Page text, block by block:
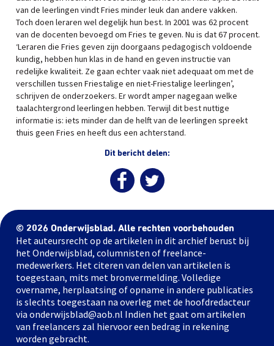
van de leerlingen vindt Fries minder leuk dan andere vakken.
Toch doen leraren wel degelijk hun best. In 2001 was 62 procent
van de docenten bevoegd om Fries te geven. Nu is dat 67 procent.
‘Leraren die Fries geven zijn doorgaans pedagogisch voldoende
kundig, hebben hun klas in de hand en geven instructie van
redelijke kwaliteit. Ze gaan echter vaak niet adequaat om met de
verschillen tussen Friestalige en niet-Friestalige leerlingen’,
schrijven de onderzoekers. Er wordt amper nagegaan welke
taalachtergrond leerlingen hebben. Terwijl dit best nuttige
informatie is: iets minder dan de helft van de leerlingen spreekt
thuis geen Fries en heeft dus een achterstand.
Dit bericht delen:
© 2026 Onderwijsblad. Alle rechten voorbehouden
Het auteursrecht op de artikelen in dit archief berust bij
het Onderwijsblad, columnisten of freelance-
medewerkers. Het citeren van delen van artikelen is
toegestaan, mits met bronvermelding. Volledige
overname, herplaatsing of opname in andere publicaties
is slechts toegestaan na overleg met de hoofdredacteur
via onderwijsblad@aob.nl Indien het gaat om artikelen
van freelancers zal hiervoor een bedrag in rekening
worden gebracht.